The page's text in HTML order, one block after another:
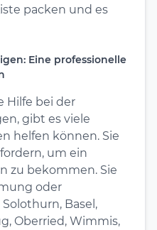
packen und es
Eine professionelle
Hilfe bei der
gibt es viele
helfen können. Sie
um ein
zu bekommen. Sie
oder
Basel,
Oberried, Wimmis,